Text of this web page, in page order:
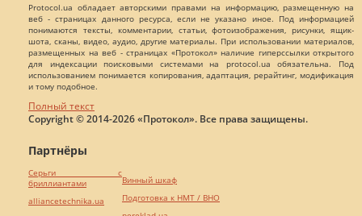
Protocol.ua обладает авторскими правами на информацию, размещенную на
веб - страницах данного ресурса, если не указано иное. Под информацией
понимаются тексты, комментарии, статьи, фотоизображения, рисунки, ящик-
шота, сканы, видео, аудио, другие материалы. При использовании материалов,
размещенных на веб - страницах «Протокол» наличие гиперссылки открытого
для индексации поисковыми системами на protocol.ua обязательна. Под
использованием понимается копирования, адаптация, рерайтинг, модификация
и тому подобное.
Полный текст
Copyright © 2014-2026 «Протокол». Все права защищены.
Партнёры
Серьги с
бриллиантами
alliancetechnika.ua
Винный шкаф
Подготовка к НМТ / ВНО